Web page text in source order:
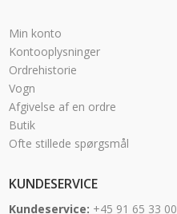
Min konto
Kontooplysninger
Ordrehistorie
Vogn
Afgivelse af en ordre
Butik
Ofte stillede spørgsmål
KUNDESERVICE
Kundeservice: +45 91 65 33 00